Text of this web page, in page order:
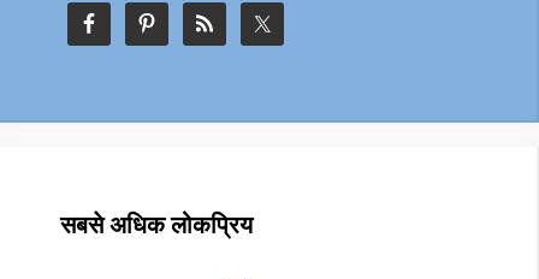
सबसे अधिक लोकप्रिय